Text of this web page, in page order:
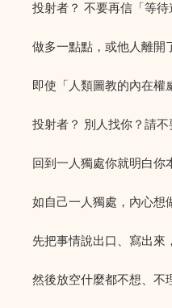
投射者？ 不要再信「等
做多一點點，或他人離開
即使「人類圖教的內在權
投射者？ 別人找你？請
回到一人獨處你就明白你
如自己一人獨處，內心想
先把事情說出口、寫出來
然後放空什麼都不想、不